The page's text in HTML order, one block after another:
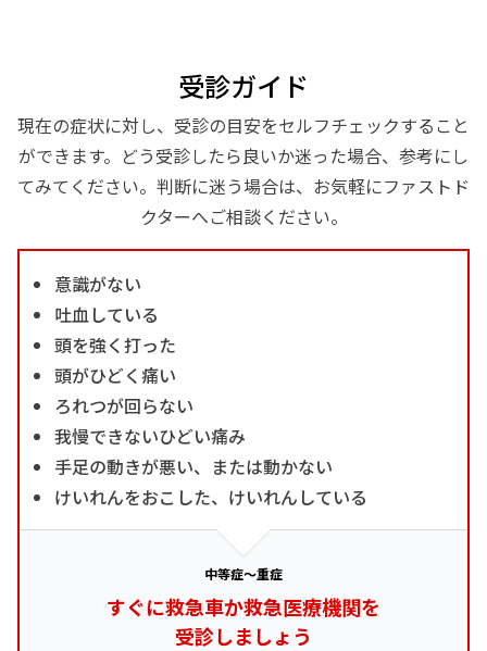
受診ガイド
現在の症状に対し、受診の目安をセルフチェックすること
ができます。どう受診したら良いか迷った場合、参考にし
てみてください。判断に迷う場合は、お気軽にファストド
クターへご相談ください。
意識がない
吐血している
頭を強く打った
頭がひどく痛い
ろれつが回らない
我慢できないひどい痛み
手足の動きが悪い、または動かない
けいれんをおこした、けいれんしている
中等症～重症
すぐに救急車か救急医療機関を
受診しましょう